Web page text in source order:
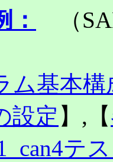
：
（
ム基本構
設定 】,【
テ